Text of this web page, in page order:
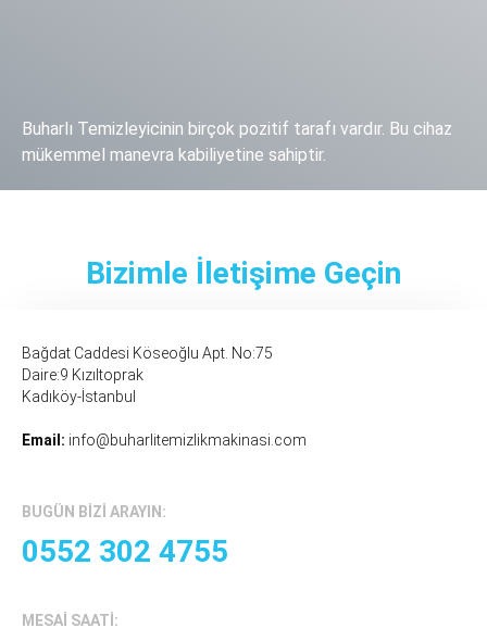
Buharlı Temizleyicinin birçok pozitif tarafı vardır. Bu cihaz
mükemmel manevra kabiliyetine sahiptir.
Bizimle İletişime Geçin
Bağdat Caddesi Köseoğlu Apt. No:75
Daire:9 Kızıltoprak
Kadıköy-İstanbul
Email: info@buharlitemizlikmakinasi.com
BUGÜN BIZI ARAYIN:
0552 302 4755
MESAI SAATI: